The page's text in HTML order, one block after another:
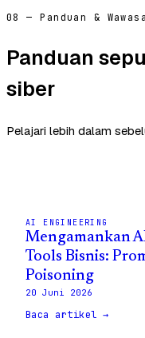
08 — Panduan &
Panduan
siber
Pelajari lebih dalam
AI ENGINEERING
Mengamankan
Tools Bisnis:
Poisoning
20 Juni 2026
Baca artikel →